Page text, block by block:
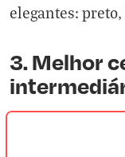
elegantes:
3. Melhor